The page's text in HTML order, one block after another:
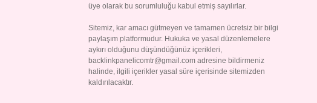
üye olarak bu sorumluluğu kabul etmiş sayılırlar.
Sitemiz, kar amacı gütmeyen ve tamamen ücretsiz bir bilgi
paylaşım platformudur. Hukuka ve yasal düzenlemelere
aykırı olduğunu düşündüğünüz içerikleri,
backlinkpanelicomtr@gmail.comadresine bildirmeniz
halinde, ilgili içerikler yasal süre içerisinde sitemizden
kaldırılacaktır.